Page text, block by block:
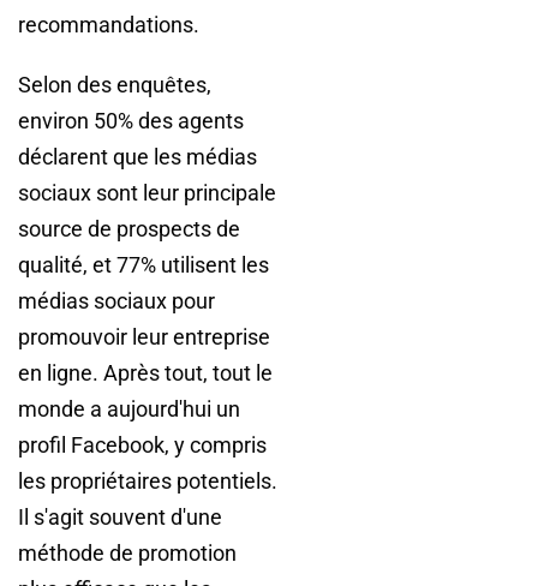
recommandations.
Selon des enquêtes,
environ 50% des agents
déclarent que les médias
sociaux sont leur principale
source de prospects de
qualité, et 77% utilisent les
médias sociaux pour
promouvoir leur entreprise
en ligne. Après tout, tout le
monde a aujourd'hui un
profil Facebook, y compris
les propriétaires potentiels.
Il s'agit souvent d'une
méthode de promotion